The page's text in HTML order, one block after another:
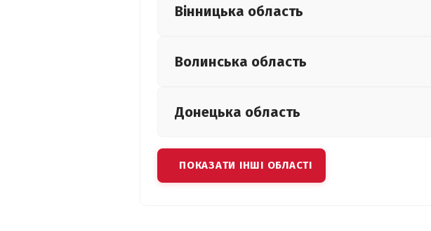
Вінницька область
Волинська область
Донецька область
ПОКАЗАТИ ІНШІ ОБЛАСТІ